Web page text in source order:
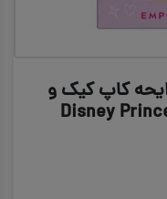
کاپ کیک و